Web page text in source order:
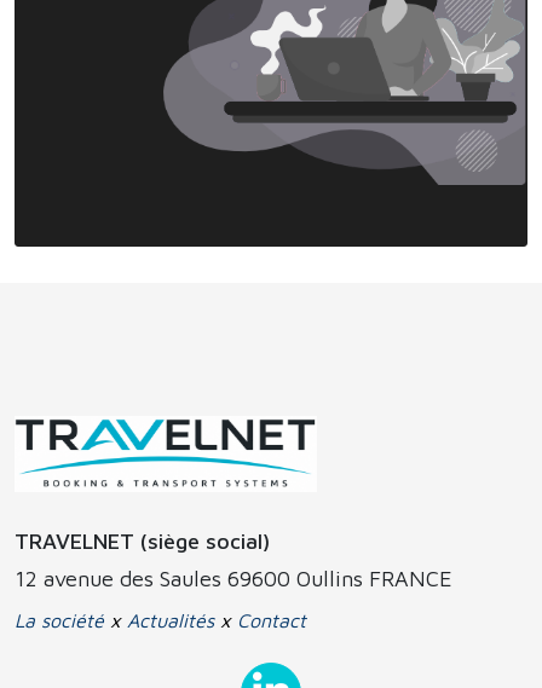
TRAVELNET (siège social)
12 avenue des Saules 69600 Oullins FRANCE
La société x Actualitésx Contact